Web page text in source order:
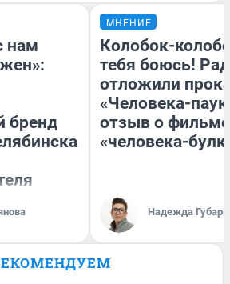
нам
бренд
МНЕНИЕ
Колобок-
тебя боюсь!
отложили
«Человека-
отзыв о
«человека-
Надежда Губарь